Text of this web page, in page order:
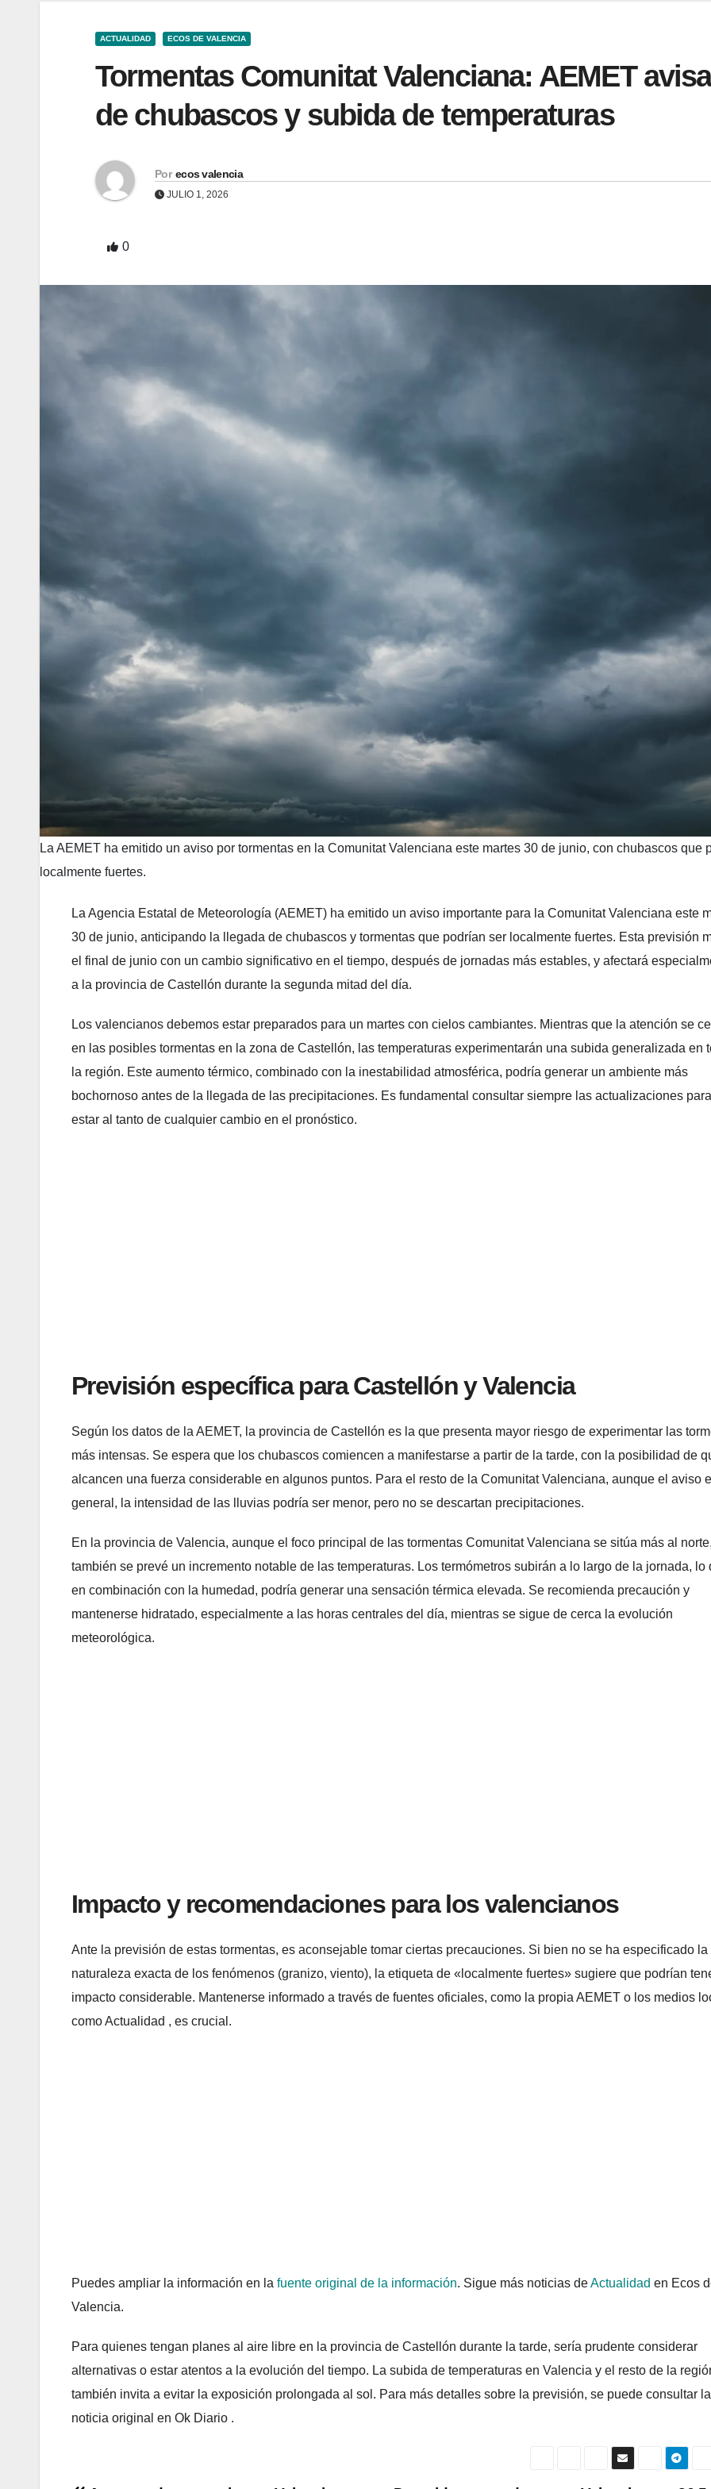
ACTUALIDAD ECOS DE VALENCIA
Tormentas Comunitat Valenciana: AEMET avisa
de chubascos y subida de temperaturas
Por ecos valencia
JULIO 1, 2026
0
La AEMET ha emitido un aviso por tormentas en la Comunitat Valenciana este martes 30 de junio, con chubascos que
localmente fuertes.
La Agencia Estatal de Meteorología (AEMET) ha emitido un aviso importante para la Comunitat Valenciana este
30 de junio, anticipando la llegada de chubascos y tormentas que podrían ser localmente fuertes. Esta previsión
el final de junio con un cambio significativo en el tiempo, después de jornadas más estables, y afectará
a la provincia de Castellón durante la segunda mitad del día.
Los valencianos debemos estar preparados para un martes con cielos cambiantes. Mientras que la atención se
en las posibles tormentas en la zona de Castellón, las temperaturas experimentarán una subida generalizada en
la región. Este aumento térmico, combinado con la inestabilidad atmosférica, podría generar un ambiente más
bochornoso antes de la llegada de las precipitaciones. Es fundamental consultar siempre las actualizaciones para
estar al tanto de cualquier cambio en el pronóstico.
Previsión específica para Castellón y Valencia
Según los datos de la AEMET, la provincia de Castellón es la que presenta mayor riesgo de experimentar las
más intensas. Se espera que los chubascos comiencen a manifestarse a partir de la tarde, con la posibilidad de
alcancen una fuerza considerable en algunos puntos. Para el resto de la Comunitat Valenciana, aunque el aviso
general, la intensidad de las lluvias podría ser menor, pero no se descartan precipitaciones.
En la provincia de Valencia, aunque el foco principal de las tormentas Comunitat Valenciana se sitúa más al
también se prevé un incremento notable de las temperaturas. Los termómetros subirán a lo largo de la jornada, lo
en combinación con la humedad, podría generar una sensación térmica elevada. Se recomienda precaución y
mantenerse hidratado, especialmente a las horas centrales del día, mientras se sigue de cerca la evolución
meteorológica.
Impacto y recomendaciones para los valencianos
Ante la previsión de estas tormentas, es aconsejable tomar ciertas precauciones. Si bien no se ha especificado la
naturaleza exacta de los fenómenos (granizo, viento), la etiqueta de «localmente fuertes» sugiere que podrían
impacto considerable. Mantenerse informado a través de fuentes oficiales, como la propia AEMET o los medios
como Actualidad , es crucial.
Puedes ampliar la información en la fuente original de la información. Sigue más noticias deActualidad en Ecos
Valencia.
Para quienes tengan planes al aire libre en la provincia de Castellón durante la tarde, sería prudente considerar
alternativas o estar atentos a la evolución del tiempo. La subida de temperaturas en Valencia y el resto de la
también invita a evitar la exposición prolongada al sol. Para más detalles sobre la previsión, se puede consultar la
noticia original en Ok Diario .